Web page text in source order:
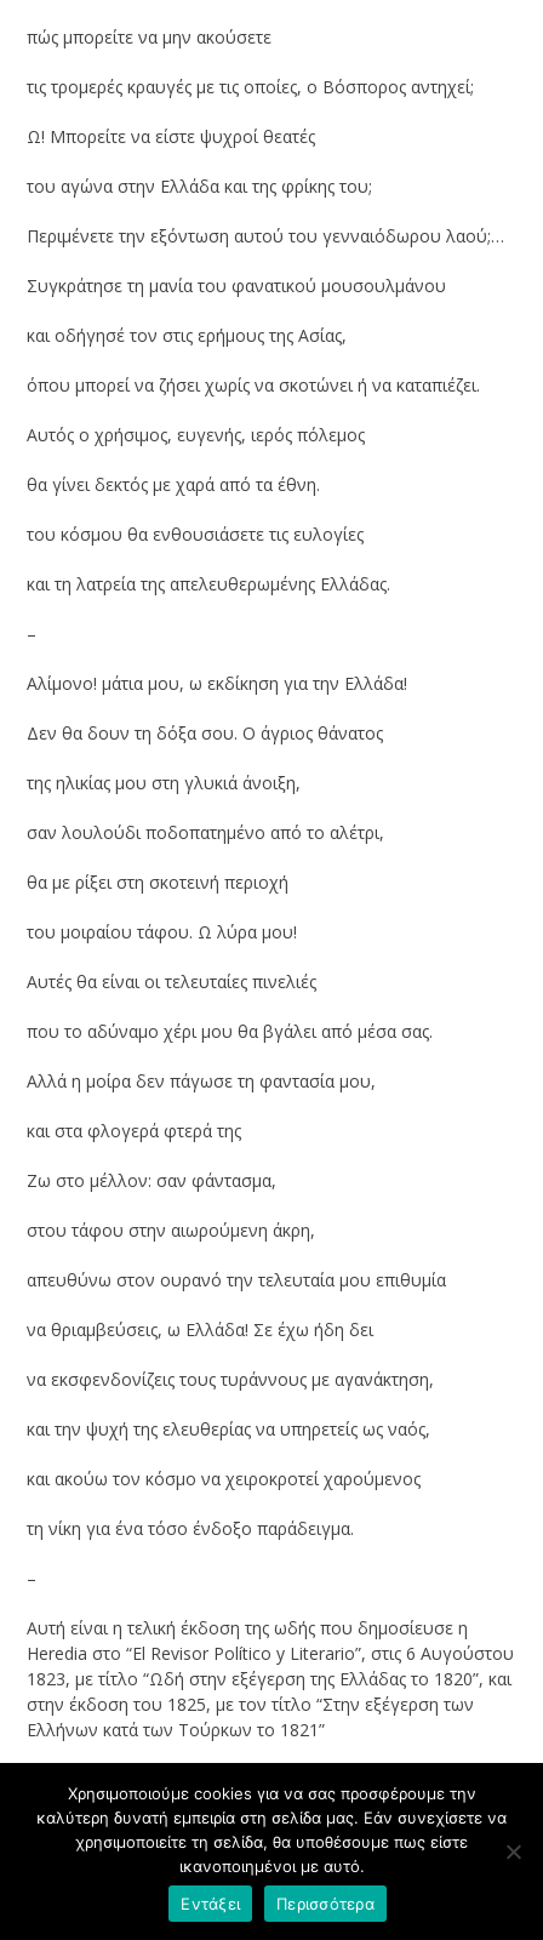
πώς μπορείτε να μην ακούσετε
τις τρομερές κραυγές με τις οποίες, ο Βόσπορος αντηχεί;
Ω! Μπορείτε να είστε ψυχροί θεατές
του αγώνα στην Ελλάδα και της φρίκης του;
Περιμένετε την εξόντωση αυτού του γενναιόδωρου λαού;…
Συγκράτησε τη μανία του φανατικού μουσουλμάνου
και οδήγησέ τον στις ερήμους της Ασίας,
όπου μπορεί να ζήσει χωρίς να σκοτώνει ή να καταπιέζει.
Αυτός ο χρήσιμος, ευγενής, ιερός πόλεμος
θα γίνει δεκτός με χαρά από τα έθνη.
του κόσμου θα ενθουσιάσετε τις ευλογίες
και τη λατρεία της απελευθερωμένης Ελλάδας.
–
Αλίμονο! μάτια μου, ω εκδίκηση για την Ελλάδα!
Δεν θα δουν τη δόξα σου. Ο άγριος θάνατος
της ηλικίας μου στη γλυκιά άνοιξη,
σαν λουλούδι ποδοπατημένο από το αλέτρι,
θα με ρίξει στη σκοτεινή περιοχή
του μοιραίου τάφου. Ω λύρα μου!
Αυτές θα είναι οι τελευταίες πινελιές
που το αδύναμο χέρι μου θα βγάλει από μέσα σας.
Αλλά η μοίρα δεν πάγωσε τη φαντασία μου,
και στα φλογερά φτερά της
Ζω στο μέλλον: σαν φάντασμα,
στου τάφου στην αιωρούμενη άκρη,
απευθύνω στον ουρανό την τελευταία μου επιθυμία
να θριαμβεύσεις, ω Ελλάδα! Σε έχω ήδη δει
να εκσφενδονίζεις τους τυράννους με αγανάκτηση,
και την ψυχή της ελευθερίας να υπηρετείς ως ναός,
και ακούω τον κόσμο να χειροκροτεί χαρούμενος
τη νίκη για ένα τόσο ένδοξο παράδειγμα.
–
Αυτή είναι η τελική έκδοση της ωδής που δημοσίευσε η
Heredia στο “El Revisor Político y Literario”, στις 6 Αυγούστου
1823, με τίτλο “Ωδή στην εξέγερση της Ελλάδας το 1820”, και
στην έκδοση του 1825, με τον τίτλο “Στην εξέγερση των
Ελλήνων κατά των Τούρκων το 1821”
«…Στους αιώνες που έρχονται, μεταφέρομαι.
Ζω στο μέλλον: σαν φάντασμα,
στου τάφου στην αιωρούμενη άκρη,
Χρησιμοποιούμε cookies για να σας προσφέρουμε την
καλύτερη δυνατή εμπειρία στη σελίδα μας. Εάν συνεχίσετε να
χρησιμοποιείτε τη σελίδα, θα υποθέσουμε πως είστε
ικανοποιημένοι με αυτό.
Εντάξει
Περισσότερα